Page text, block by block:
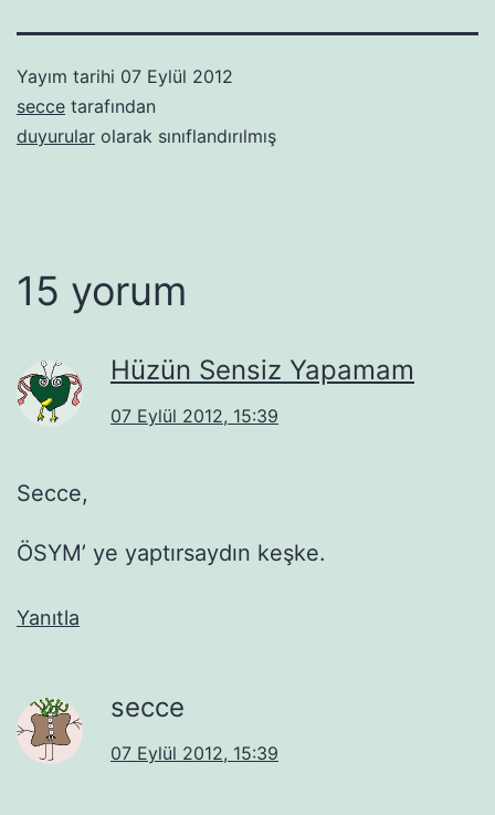
Yayım tarihi 07 Eylül 2012
secce tarafından
duyurular olarak sınıflandırılmış
15 yorum
Hüzün Sensiz Yapamam
07 Eylül 2012, 15:39
Secce,
ÖSYM’ ye yaptırsaydın keşke.
Yanıtla
secce
07 Eylül 2012, 15:39